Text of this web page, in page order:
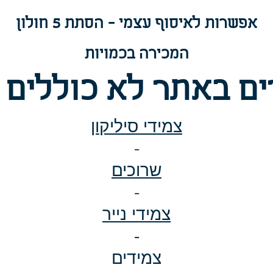
אפשרות לאיסוף עצמי - הסתת 5 חולון
המכירה בכמויות
באתר לא
צמידי סיליקון
-
שרוכים
-
צמידי נייר
-
צמידים